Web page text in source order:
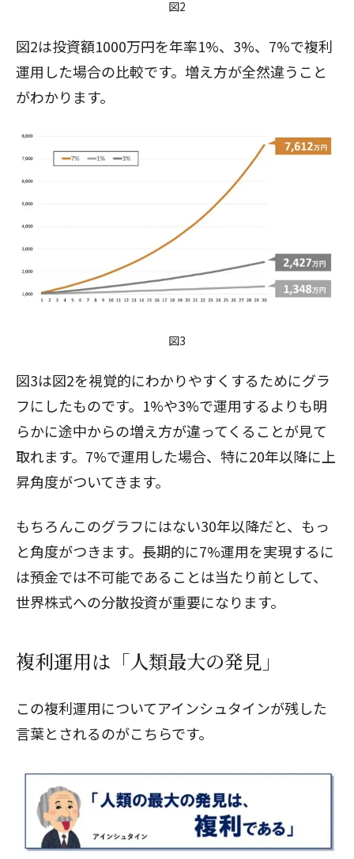
図2
図2は投資額1000万円を年率1%、3%、7%で複利
運用した場合の比較です。増え方が全然違うこと
がわかります。
図3
図3は図2を視覚的にわかりやすくするためにグラ
フにしたものです。1%や3%で運用するよりも明
らかに途中からの増え方が違ってくることが見て
取れます。7%で運用した場合、特に20年以降に上
昇角度がついてきます。
もちろんこのグラフにはない30年以降だと、もっ
と角度がつきます。長期的に7%運用を実現するに
は預金では不可能であることは当たり前として、
世界株式への分散投資が重要になります。
複利運用は「人類最大の発見」
この複利運用についてアインシュタインが残した
言葉とされるのがこちらです。